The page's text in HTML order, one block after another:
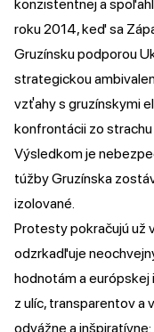
konzistentnej a
roku 2014, keď sa
Gruzínsku podporou
strategickou
vzťahy s gruzínskymi
konfrontácii zo
Výsledkom je
túžby Gruzínska
izolované.
Protesty pokračujú už
odzrkadľuje
hodnotám a európskej
z ulíc, transparentov a
odvážne a inšpiratívne: